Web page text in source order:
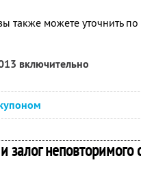
можете уточнить
включительно
залог неповторимого